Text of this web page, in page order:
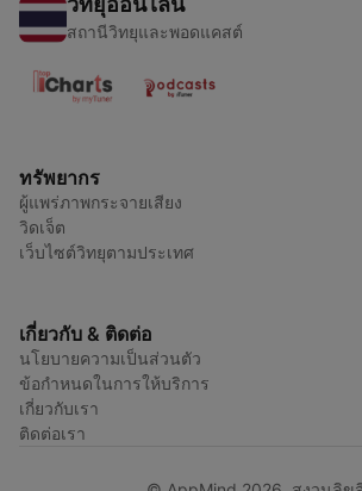
สถานีวิทยุและพอดแคสต์
ทรัพยากร
ผู้แพร่ภาพกระจายเสียง
วิดเจ็ต
เว็บไซต์วิทยุตามประเทศ
เกี่ยวกับ & ติดต่อ
นโยบายความเป็นส่วนตัว
ข้อกำหนดในการให้บริการ
เกี่ยวกับเรา
ติดต่อเรา